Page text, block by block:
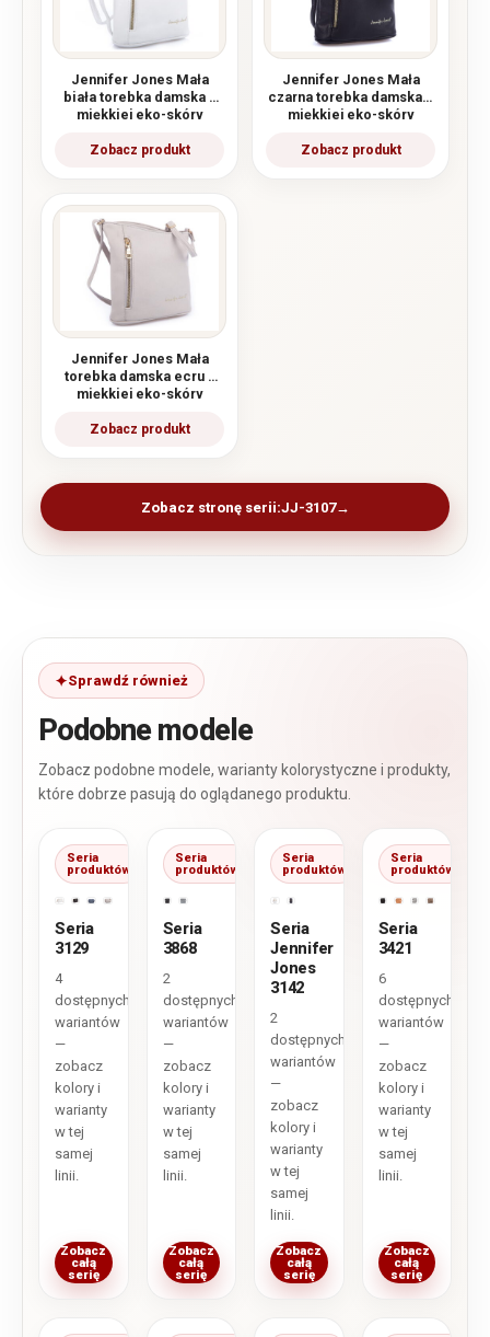
Jennifer Jones Mała
biała torebka damska z
miękkiej eko-skóry
Jennifer Jones Mała
czarna torebka damska z
miękkiej eko-skóry
Jennifer Jones Mała
torebka damska ecru z
miękkiej eko-skóry
Zobacz stronę serii:JJ-3107
Sprawdź również
Podobne modele
Zobacz podobne modele, warianty kolorystyczne i produkty,
które dobrze pasują do oglądanego produktu.
Seria
produktów
Seria
3129
4
dostępnych
wariantów
—
zobacz
kolory i
warianty
w tej
samej
linii.
Zobacz
całą
serię
Seria
produktów
Seria
3868
2
dostępnych
wariantów
—
zobacz
kolory i
warianty
w tej
samej
linii.
Zobacz
całą
serię
Seria
produktów
Seria
Jennifer
Jones
3142
2
dostępnych
wariantów
—
zobacz
kolory i
warianty
w tej
samej
linii.
Zobacz
całą
serię
Seria
produktów
Seria
3421
6
dostępnych
wariantów
—
zobacz
kolory i
warianty
w tej
samej
linii.
Zobacz
całą
serię